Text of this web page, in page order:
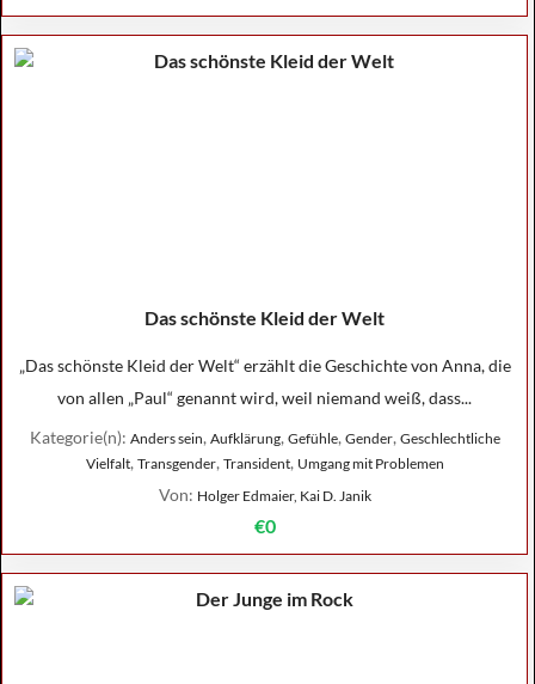
Das schönste Kleid der Welt
„Das schönste Kleid der Welt“ erzählt die Geschichte von Anna, die
von allen „Paul“ genannt wird, weil niemand weiß, dass...
Kategorie(n): Anders sein, Aufklärung, Gefühle, Gender, Geschlechtliche
Vielfalt, Transgender, Transident, Umgang mit Problemen
Von: Holger Edmaier, Kai D. Janik
€0